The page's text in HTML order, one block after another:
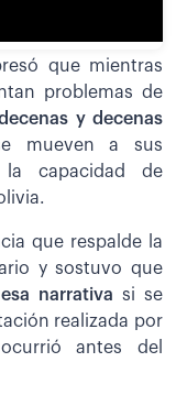
que mientras
problemas de
y decenas
mueven a sus
la capacidad de
que respalde la
y sostuvo que
narrativa si se
realizada por
antes del